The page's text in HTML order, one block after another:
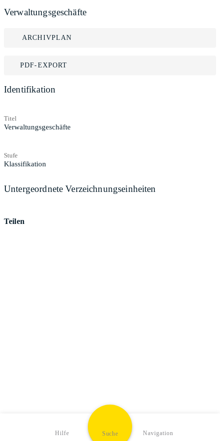
Verwaltungsgeschäfte
ARCHIVPLAN
PDF-EXPORT
Identifikation
Titel
Verwaltungsgeschäfte
Stufe
Klassifikation
Untergeordnete Verzeichnungseinheiten
Teilen
Hilfe Suche Navigation